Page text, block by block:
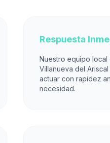
Respuesta
Nuestro equipo local
Villanueva del
actuar con rapidez
necesidad.